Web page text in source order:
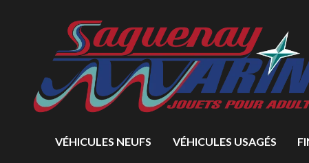
VÉHICULES NEUFS VÉHICULES USAGÉS